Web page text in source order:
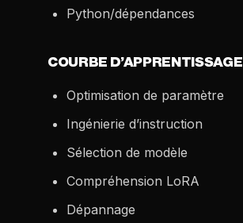
Python/dépendances
COURBE D’APPRENTISSAGE
Optimisation de paramètre
Ingénierie d’instruction
Sélection de modèle
Compréhension LoRA
Dépannage